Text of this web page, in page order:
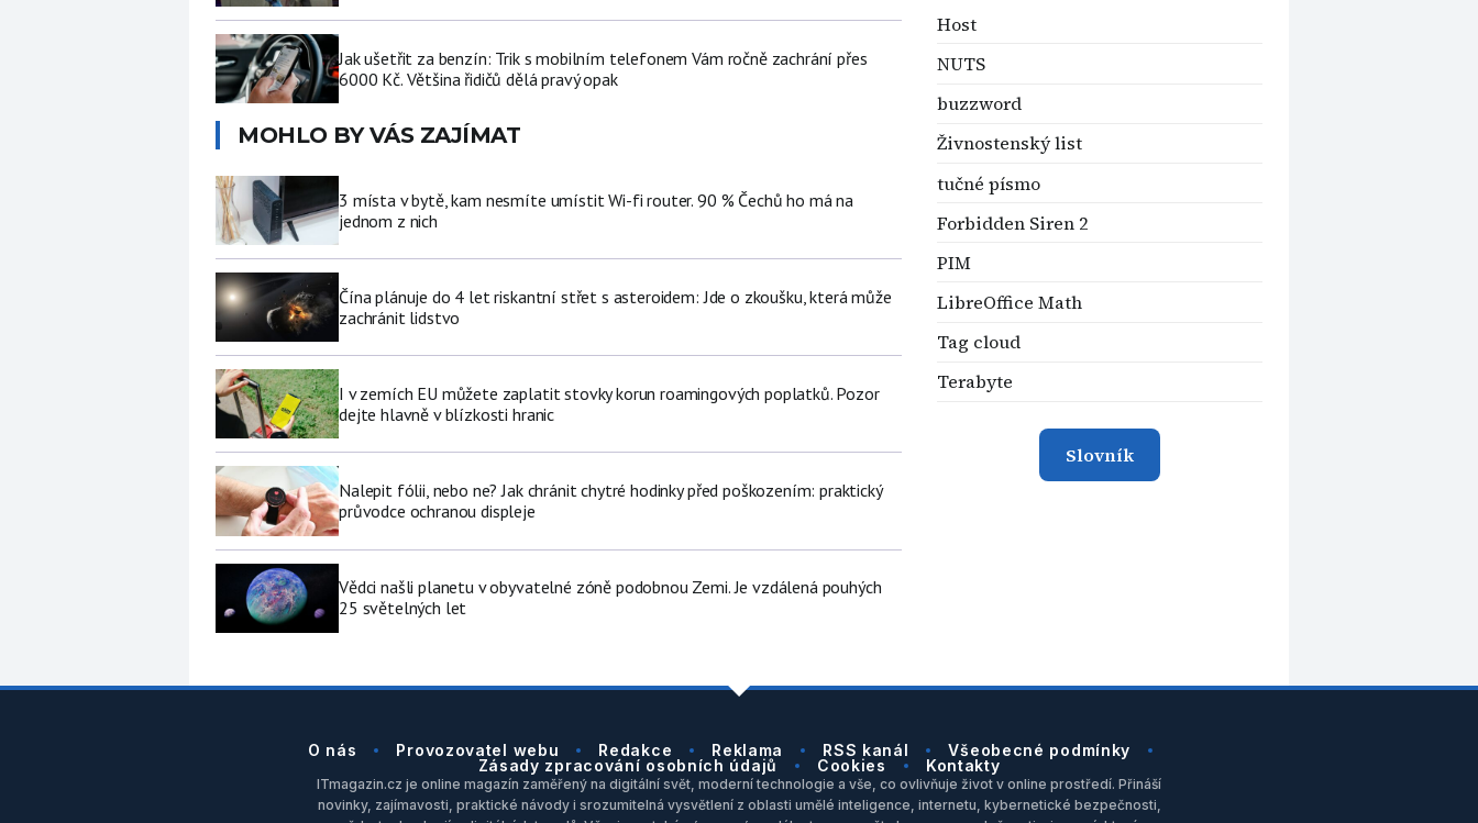
Jak ušetřit za benzín: Trik s mobilním telefonem Vám ročně zachrání přes
6000 Kč. Většina řidičů dělá pravý opak
MOHLO BY VÁS ZAJÍMAT
3 místa v bytě, kam nesmíte umístit Wi-fi router. 90 % Čechů ho má na
jednom z nich
Čína plánuje do 4 let riskantní střet s asteroidem: Jde o zkoušku, která může
zachránit lidstvo
I v zemích EU můžete zaplatit stovky korun roamingových poplatků. Pozor
dejte hlavně v blízkosti hranic
Nalepit fólii, nebo ne? Jak chránit chytré hodinky před poškozením: praktický
průvodce ochranou displeje
Vědci našli planetu v obyvatelné zóně podobnou Zemi. Je vzdálená pouhých
25 světelných let
Host
NUTS
buzzword
Živnostenský list
tučné písmo
Forbidden Siren 2
PIM
LibreOffice Math
Tag cloud
Terabyte
Slovník
O nás Provozovatel webu Redakce Reklama RSS kanál
Všeobecné podmínky
Zásady zpracování osobních údajů
Cookies Kontakty
ITmagazin.cz je online magazín zaměřený na digitální svět, moderní technologie a vše, co ovlivňuje život v online prostředí. Přináší
novinky, zajímavosti, praktické návody i srozumitelná vysvětlení z oblasti umělé inteligence, internetu, kybernetické bezpečnosti,